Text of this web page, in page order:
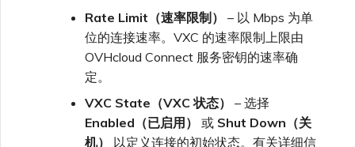
Rate Limit（速率限制）
– 以 Mbps 为单
位的连接速率。VXC 的速率限制上限由
OVHcloud Connect 服务密钥的速率确
定。
VXC State（VXC 状态）
– 选择
Enabled（已启用）
或 Shut Down（关
机）
以定义连接的初始状态。有关详细信